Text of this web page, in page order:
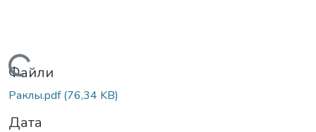
Вантажиться...
Файли
Раклы.pdf(76,34 KB)
Дата